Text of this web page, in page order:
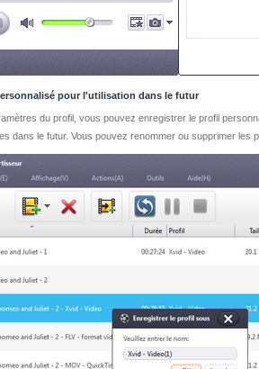
pour l'utilisation dans le futur
du profil, vous pouvez enregistrer le profil
dans le futur. Vous pouvez renommer ou supprimer les